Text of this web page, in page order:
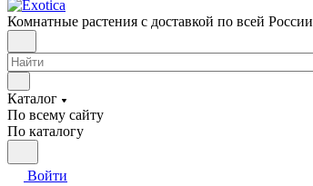
Комнатные растения с доставкой по всей России
Каталог
По всему сайту
По каталогу
Войти